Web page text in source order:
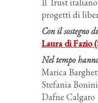
progetti di
Con il sostegno
Laura di Fazio
Nel tempo
Marica
Stefania Bonini
Dafne Calgaro